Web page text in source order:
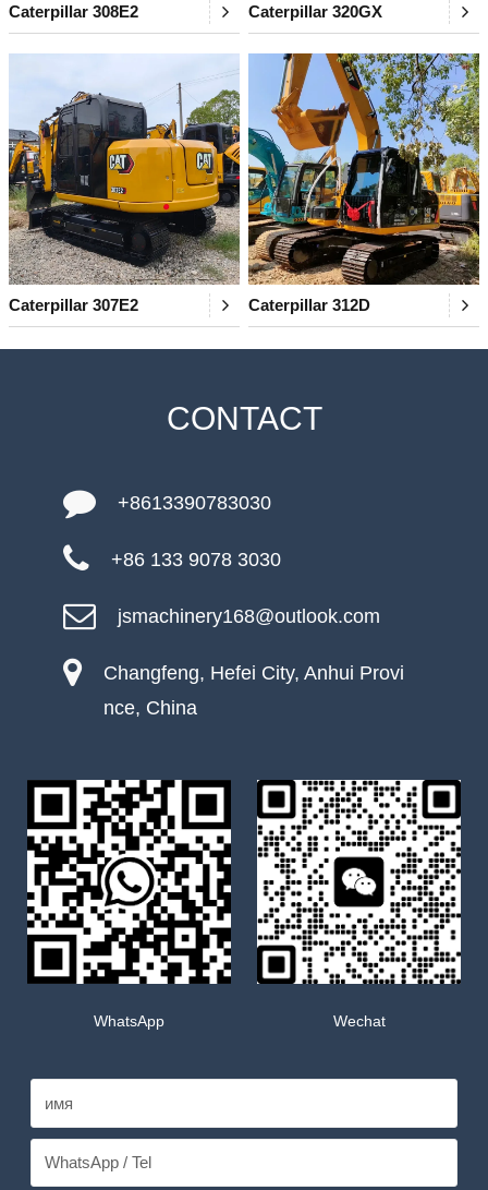
Caterpillar 308E2 Caterpillar 320GX
Caterpillar 307E2 Caterpillar 312D
CONTACT
+8613390783030
+86 133 9078 3030
jsmachinery168@outlook.com
Changfeng, Hefei City, Anhui Provi
nce, China
WhatsApp Wechat